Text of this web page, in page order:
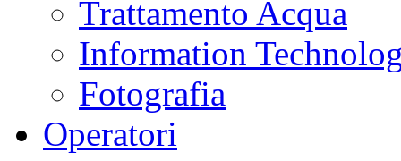
Trattamento Acqua
Information
Fotografia
Operatori